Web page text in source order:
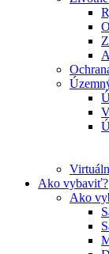
Ako vybaviť?
Ako